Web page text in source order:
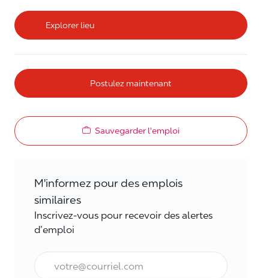
Explorer lieu
Postulez maintenant
Sauvegarder l'emploi
M'informez pour des emplois
similaires
Inscrivez-vous pour recevoir des alertes
d’emploi
Courriel*